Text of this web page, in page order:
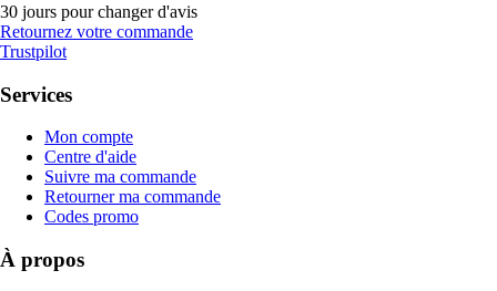
30 jours pour changer d'avis
Retournez votre commande
Trustpilot
Services
Mon compte
Centre d'aide
Suivre ma commande
Retourner ma commande
Codes promo
À propos